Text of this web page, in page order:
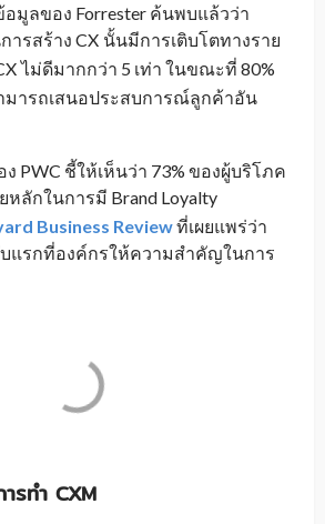
มูลของ Forrester ค้นพบแล้วว่า
ารสร้าง CX นั้นมีการเติบโตทางราย
ไม่ดีมากกว่า 5 เท่า ในขณะที่ 80%
มารถเสนอประสบการณ์ลูกค้าอัน
PWC ชี้ให้เห็นว่า 73% ของผู้บริโภค
หลักในการมี Brand Loyalty
Business Reviewที่เผยแพร่ว่า
บแรกที่องค์กรให้ความสำคัญในการ
รทำ CXM